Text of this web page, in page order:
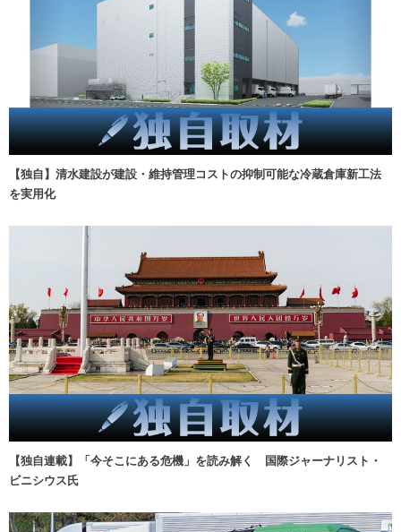
【独自】清水建設が建設・維持管理コストの抑制可能な冷蔵倉庫新工法
を実用化
【独自連載】「今そこにある危機」を読み解く 国際ジャーナリスト・
ビニシウス氏